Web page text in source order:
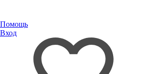
Помощь
Вход